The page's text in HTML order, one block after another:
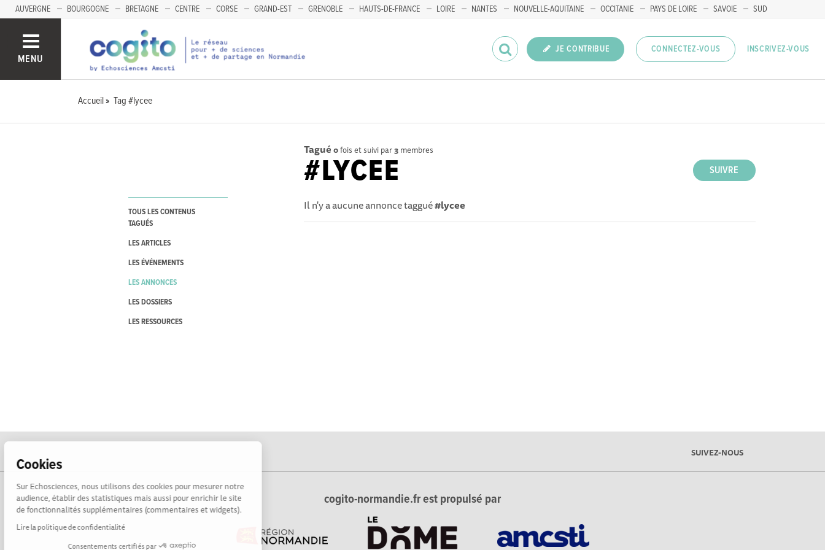
Cookies
Sur Echosciences, nous utilisons des cookies pour mesurer notre
audience, établir des statistiques mais aussi pour enrichir le site
de fonctionnalités supplémentaires (commentaires et widgets).
Lire la politique de confidentialité
Consentements certifiés par
AUVERGNE BOURGOGNE BRETAGNE CENTRE CORSE GRAND-EST GRENOBLE HAUTS-DE-FRANCE LOIRE NANTES NOUVELLE-AQUITAINE OCCITANIE PAYS DE LOIRE SAVOIE SUD
MENU
JE CONTRIBUE CONNECTEZ-VOUS INSCRIVEZ-VOUS
Accueil Tag #lycee
TOUS LES CONTENUS
TAGUÉS
LES ARTICLES
LES ÉVÉNEMENTS
LES ANNONCES
LES DOSSIERS
LES RESSOURCES
Tagué 0fois et suivi par3 membres
SUIVRE
#LYCEE
Il n'y a aucune annonce taggué#lycee
SUIVEZ-NOUS
cogito-normandie.fr est propulsé par